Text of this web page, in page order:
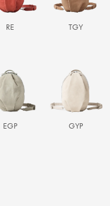
RE TGY
EGP GYP